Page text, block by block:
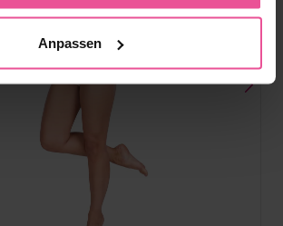
Anpassen